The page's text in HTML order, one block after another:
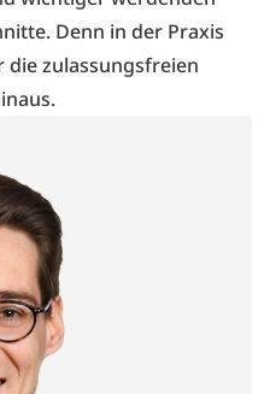
Denn in der Praxis
die zulassungsfreien